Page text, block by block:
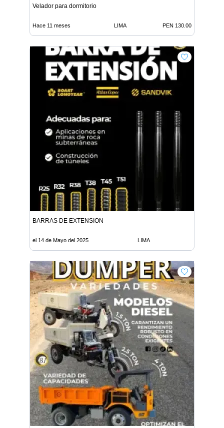
Velador para dormitorio
Hace 11 meses LIMA PEN 130.00
BARRAS DE EXTENSION
el 14 de Mayo del 2025 LIMA